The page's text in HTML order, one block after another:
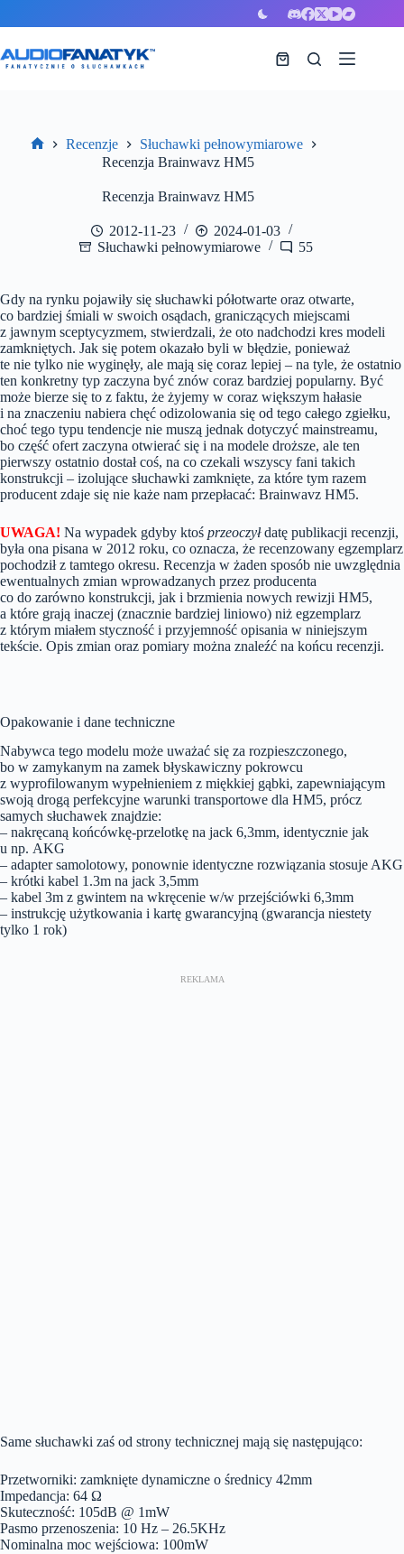
Koszyk
Recenzje
Słuchawki pełnowymiarowe
Recenzja Brainwavz HM5
Recenzja Brainwavz HM5
2012-11-23
2024-01-03
Słuchawki pełnowymiarowe
55
Gdy na rynku pojawiły się słuchawki półotwarte oraz otwarte,
co bardziej śmiali w swoich osądach, graniczących miejscami
z jawnym sceptycyzmem, stwierdzali, że oto nadchodzi kres modeli
zamkniętych. Jak się potem okazało byli w błędzie, ponieważ
te nie tylko nie wyginęły, ale mają się coraz lepiej – na tyle, że ostatnio
ten konkretny typ zaczyna być znów coraz bardziej popularny. Być
może bierze się to z faktu, że żyjemy w coraz większym hałasie
i na znaczeniu nabiera chęć odizolowania się od tego całego zgiełku,
choć tego typu tendencje nie muszą jednak dotyczyć mainstreamu,
bo część ofert zaczyna otwierać się i na modele droższe, ale ten
pierwszy ostatnio dostał coś, na co czekali wszyscy fani takich
konstrukcji – izolujące słuchawki zamknięte, za które tym razem
producent zdaje się nie każe nam przepłacać: Brainwavz HM5.
UWAGA! Na wypadek gdyby ktoś przeoczyłdatę publikacji recenzji,
była ona pisana w 2012 roku, co oznacza, że recenzowany egzemplarz
pochodził z tamtego okresu. Recenzja w żaden sposób nie uwzględnia
ewentualnych zmian wprowadzanych przez producenta
co do zarówno konstrukcji, jak i brzmienia nowych rewizji HM5,
a które grają inaczej (znacznie bardziej liniowo) niż egzemplarz
z którym miałem styczność i przyjemność opisania w niniejszym
tekście. Opis zmian oraz pomiary można znaleźć na końcu recenzji.
Opakowanie i dane techniczne
Nabywca tego modelu może uważać się za rozpieszczonego,
bo w zamykanym na zamek błyskawiczny pokrowcu
z wyprofilowanym wypełnieniem z miękkiej gąbki, zapewniającym
swoją drogą perfekcyjne warunki transportowe dla HM5, prócz
samych słuchawek znajdzie:
– nakręcaną końcówkę-przelotkę na jack 6,3mm, identycznie jak
u np. AKG
– adapter samolotowy, ponownie identyczne rozwiązania stosuje AKG
– krótki kabel 1.3m na jack 3,5mm
– kabel 3m z gwintem na wkręcenie w/w przejściówki 6,3mm
– instrukcję użytkowania i kartę gwarancyjną (gwarancja niestety
tylko 1 rok)
Same słuchawki zaś od strony technicznej mają się następująco:
Przetworniki: zamknięte dynamiczne o średnicy 42mm
Impedancja: 64 Ω
Skuteczność: 105dB @ 1mW
Pasmo przenoszenia: 10 Hz – 26.5KHz
Nominalna moc wejściowa: 100mW